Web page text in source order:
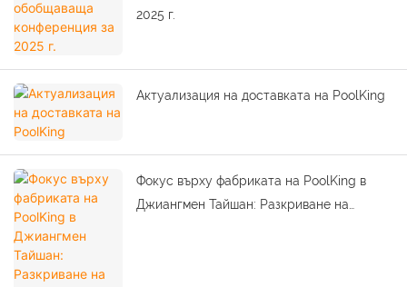
2025 г.
Актуализация на доставката на PoolKing
Фокус върху фабриката на PoolKing в
Джиангмен Тайшан: Разкриване на